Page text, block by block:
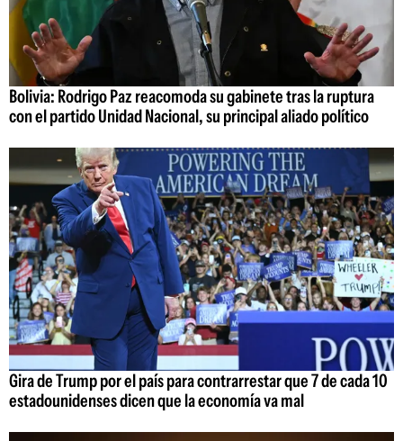
Bolivia: Rodrigo Paz reacomoda su gabinete tras la ruptura
con el partido Unidad Nacional, su principal aliado político
Gira de Trump por el país para contrarrestar que 7 de cada 10
estadounidenses dicen que la economía va mal